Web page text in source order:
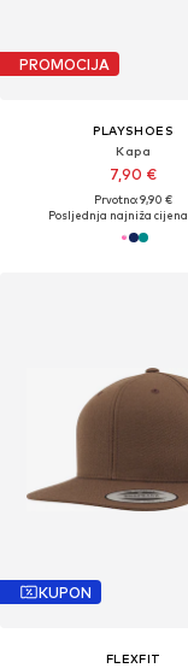
PROMOCIJA
PLAYSHOES
Kapa
7,90 €
Prvotno: 9,90 €
Posljednja najniža cijena:
KUPON
FLEXFIT